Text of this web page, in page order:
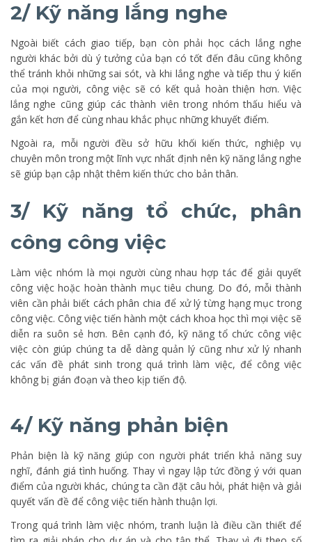
2/ Kỹ năng lắng nghe
Ngoài biết cách giao tiếp, bạn còn phải học cách lắng nghe
người khác bởi dù ý tưởng của bạn có tốt đến đâu cũng không
thể tránh khỏi những sai sót, và khi lắng nghe và tiếp thu ý kiến
của mọi người, công việc sẽ có kết quả hoàn thiện hơn. Việc
lắng nghe cũng giúp các thành viên trong nhóm thấu hiểu và
gắn kết hơn để cùng nhau khắc phục những khuyết điểm.
Ngoài ra, mỗi người đều sở hữu khối kiến thức, nghiệp vụ
chuyên môn trong một lĩnh vực nhất định nên kỹ năng lắng nghe
sẽ giúp bạn cập nhật thêm kiến thức cho bản thân.
3/ Kỹ năng tổ chức, phân
công công việc
Làm việc nhóm là mọi người cùng nhau hợp tác để giải quyết
công việc hoặc hoàn thành mục tiêu chung. Do đó, mỗi thành
viên cần phải biết cách phân chia để xử lý từng hạng mục trong
công việc. Công việc tiến hành một cách khoa học thì mọi việc sẽ
diễn ra suôn sẻ hơn. Bên cạnh đó, kỹ năng tổ chức công việc
việc còn giúp chúng ta dễ dàng quản lý cũng như xử lý nhanh
các vấn đề phát sinh trong quá trình làm việc, để công việc
không bị gián đoạn và theo kịp tiến độ.
4/ Kỹ năng phản biện
Phản biện là kỹ năng giúp con người phát triển khả năng suy
nghĩ, đánh giá tình huống. Thay vì ngay lập tức đồng ý với quan
điểm của người khác, chúng ta cần đặt câu hỏi, phát hiện và giải
quyết vấn đề để công việc tiến hành thuận lợi.
Trong quá trình làm việc nhóm, tranh luận là điều cần thiết để